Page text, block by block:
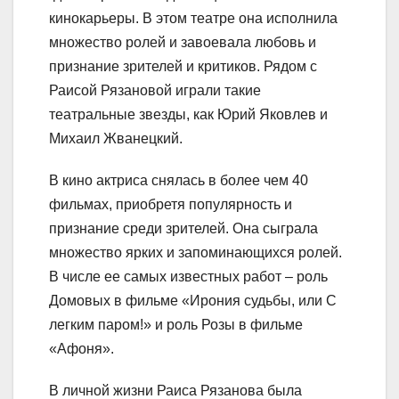
кинокарьеры. В этом театре она исполнила
множество ролей и завоевала любовь и
признание зрителей и критиков. Рядом с
Раисой Рязановой играли такие
театральные звезды, как Юрий Яковлев и
Михаил Жванецкий.
В кино актриса снялась в более чем 40
фильмах, приобретя популярность и
признание среди зрителей. Она сыграла
множество ярких и запоминающихся ролей.
В числе ее самых известных работ – роль
Домовых в фильме «Ирония судьбы, или С
легким паром!» и роль Розы в фильме
«Афоня».
В личной жизни Раиса Рязанова была